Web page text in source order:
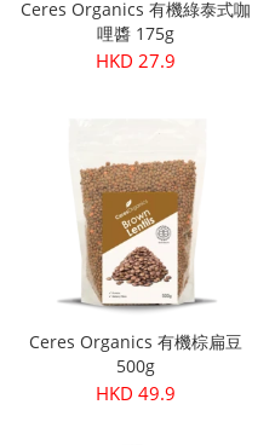
Ceres Organics 有機綠泰式咖
哩醬 175g
HKD 27.9
Ceres Organics 有機棕扁豆
500g
HKD 49.9